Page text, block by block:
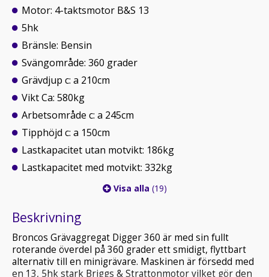
Motor: 4-taktsmotor B&S 13
5hk
Bränsle: Bensin
Svängområde: 360 grader
Grävdjup c: a 210cm
Vikt Ca: 580kg
Arbetsområde c: a 245cm
Tipphöjd c: a 150cm
Lastkapacitet utan motvikt: 186kg
Lastkapacitet med motvikt: 332kg
Visa alla (19)
Beskrivning
Broncos Grävaggregat Digger 360 är med sin fullt
roterande överdel på 360 grader ett smidigt, flyttbart
alternativ till en minigrävare. Maskinen är försedd med
en 13, 5hk stark Briggs & Strattonmotor vilket gör den